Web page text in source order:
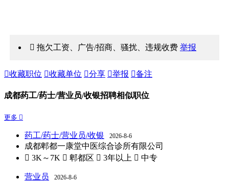
 拖欠工资、广告/招商、骚扰、违规收费举报
收藏职位 收藏单位 分享 举报 备注
成都药工/药士/营业员/收银招聘相似职位
更多 
药工/药士/营业员/收银 2026-8-6
成都郫都一康堂中医综合诊所有限公司
 3K～7K  郫都区  3年以上  中专
营业员 2026-8-6